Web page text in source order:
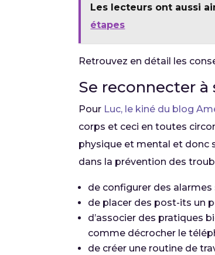
Les lecteurs ont aussi
étapes
Retrouvez en détail les
Se reconnecter à
Pour Luc, le kiné du blog
corps et ceci en toutes
physique et mental et donc
dans la prévention des
de configurer des
de placer des post-its un
d’associer des pratiques
comme décrocher le
de créer une routine de